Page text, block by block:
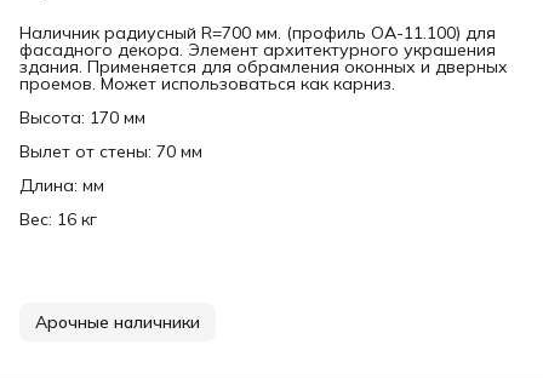
Наличник радиусный R=700 мм. (профиль ОА-11.100) для
фасадного декора. Элемент архитектурного украшения
здания. Применяется для обрамления оконных и дверных
проемов. Может использоваться как карниз.
Высота: 170 мм
Вылет от стены: 70 мм
Длина: мм
Вес: 16 кг
Арочные наличники